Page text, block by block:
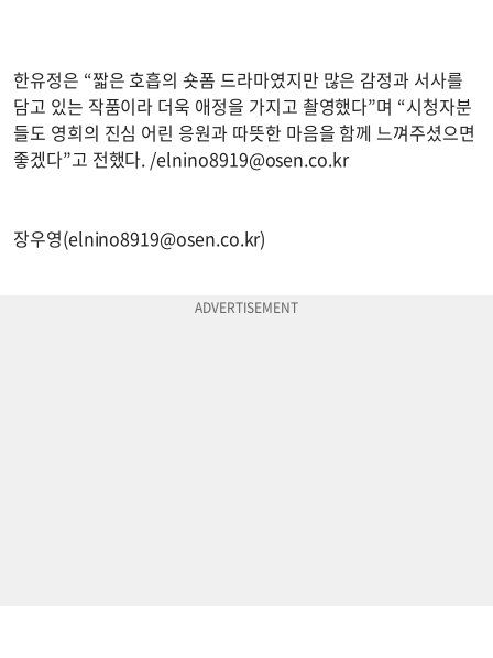
한유정은 “짧은 호흡의 숏폼 드라마였지만 많은 감정과 서사를
담고 있는 작품이라 더욱 애정을 가지고 촬영했다”며 “시청자분
들도 영희의 진심 어린 응원과 따뜻한 마음을 함께 느껴주셨으면
좋겠다”고 전했다. /elnino8919@osen.co.kr
장우영(elnino8919@osen.co.kr)